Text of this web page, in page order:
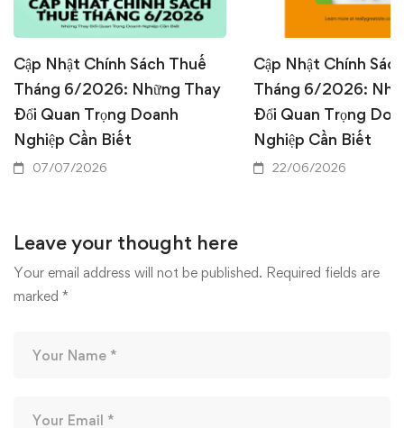
Cập Nhật Chính Sách Thuế
Tháng 6/2026: Những Thay
Đổi Quan Trọng Doanh
Nghiệp Cần Biết
07/07/2026
Cập Nhật Chính
Tháng 6/2026:
Đổi Quan Trọng
Nghiệp Cần Biết
22/06/2026
Leave your thought here
Your email address will not be published. Required fields are
marked *